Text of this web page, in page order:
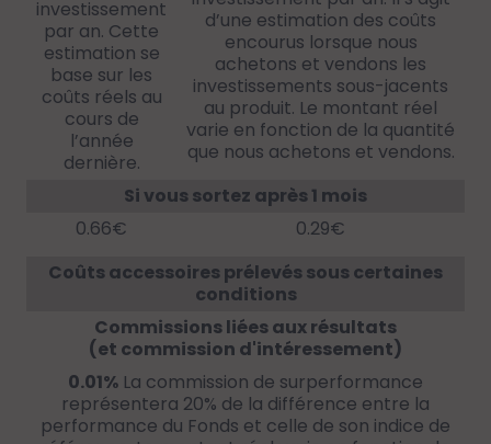
investissement
par an. Cette
estimation se
base sur les
coûts réels au
cours de
l’année
dernière.
d’une estimation des coûts
encourus lorsque nous
achetons et vendons les
investissements sous-jacents
au produit. Le montant réel
varie en fonction de la quantité
que nous achetons et vendons.
Si vous sortez après 1 mois
0.66€
0.29€
Coûts accessoires prélevés sous certaines
conditions
Commissions liées aux résultats
(et commission d'intéressement)
0.01% La commission de surperformance
représentera 20% de la différence entre la
performance du Fonds et celle de son indice de